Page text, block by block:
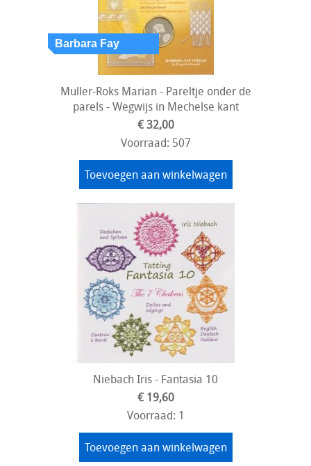
Muller-Roks Marian - Pareltje onder de
parels - Wegwijs in Mechelse kant
€ 32,00
Voorraad: 507
Toevoegen aan winkelwagen
Niebach Iris - Fantasia 10
€ 19,60
Voorraad: 1
Toevoegen aan winkelwagen